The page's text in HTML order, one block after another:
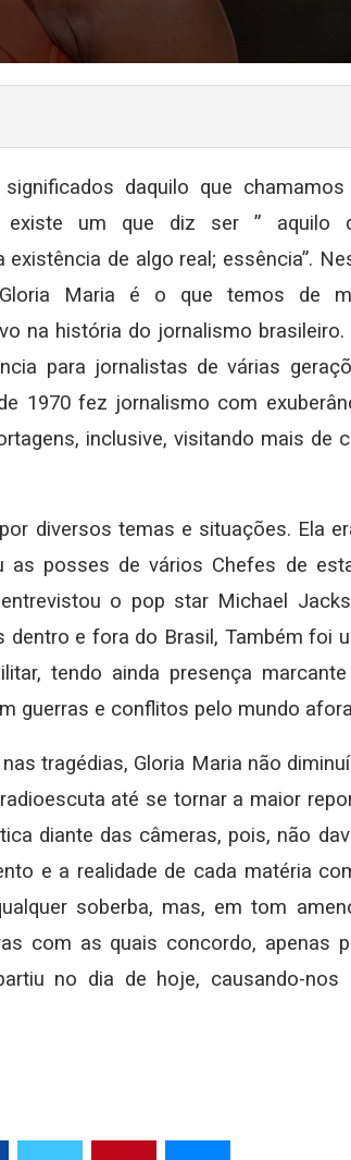
daquilo que
existe um que diz ser ” aquilo
existência de algo real; essência”.
Maria é o que temos de
na história do jornalismo brasileiro.
para jornalistas de várias
1970 fez jornalismo com
inclusive, visitando mais de
diversos temas e situações. Ela
as posses de vários Chefes de
o pop star Michael
dentro e fora do Brasil, Também foi
tendo ainda presença
guerras e conflitos pelo mundo
tragédias, Gloria Maria não
até se tornar a maior
diante das câmeras, pois, não
e a realidade de cada matéria
soberba, mas, em tom
com as quais concordo, apenas
no dia de hoje, causando-nos